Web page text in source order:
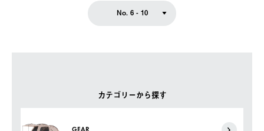
カテゴリーから探す
No. 6 - 10